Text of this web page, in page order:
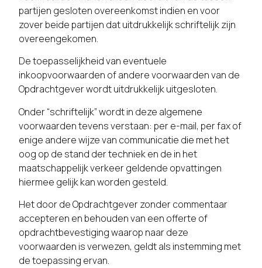
partijen gesloten overeenkomst indien en voor
zover beide partijen dat uitdrukkelijk schriftelijk zijn
overeengekomen.
De toepasselijkheid van eventuele
inkoopvoorwaarden of andere voorwaarden van de
Opdrachtgever wordt uitdrukkelijk uitgesloten.
Onder “schriftelijk” wordt in deze algemene
voorwaarden tevens verstaan: per e-mail, per fax of
enige andere wijze van communicatie die met het
oog op de stand der techniek en de in het
maatschappelijk verkeer geldende opvattingen
hiermee gelijk kan worden gesteld.
Het door de Opdrachtgever zonder commentaar
accepteren en behouden van een offerte of
opdrachtbevestiging waarop naar deze
voorwaarden is verwezen, geldt als instemming met
de toepassing ervan.